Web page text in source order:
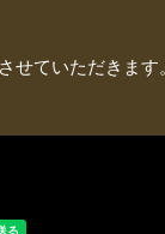
せていただきま